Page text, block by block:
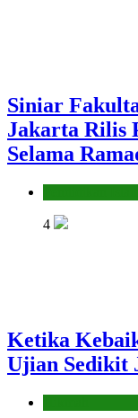
Siniar
Jakarta Rilis
Selama
4
Ketika
Ujian Sedikit